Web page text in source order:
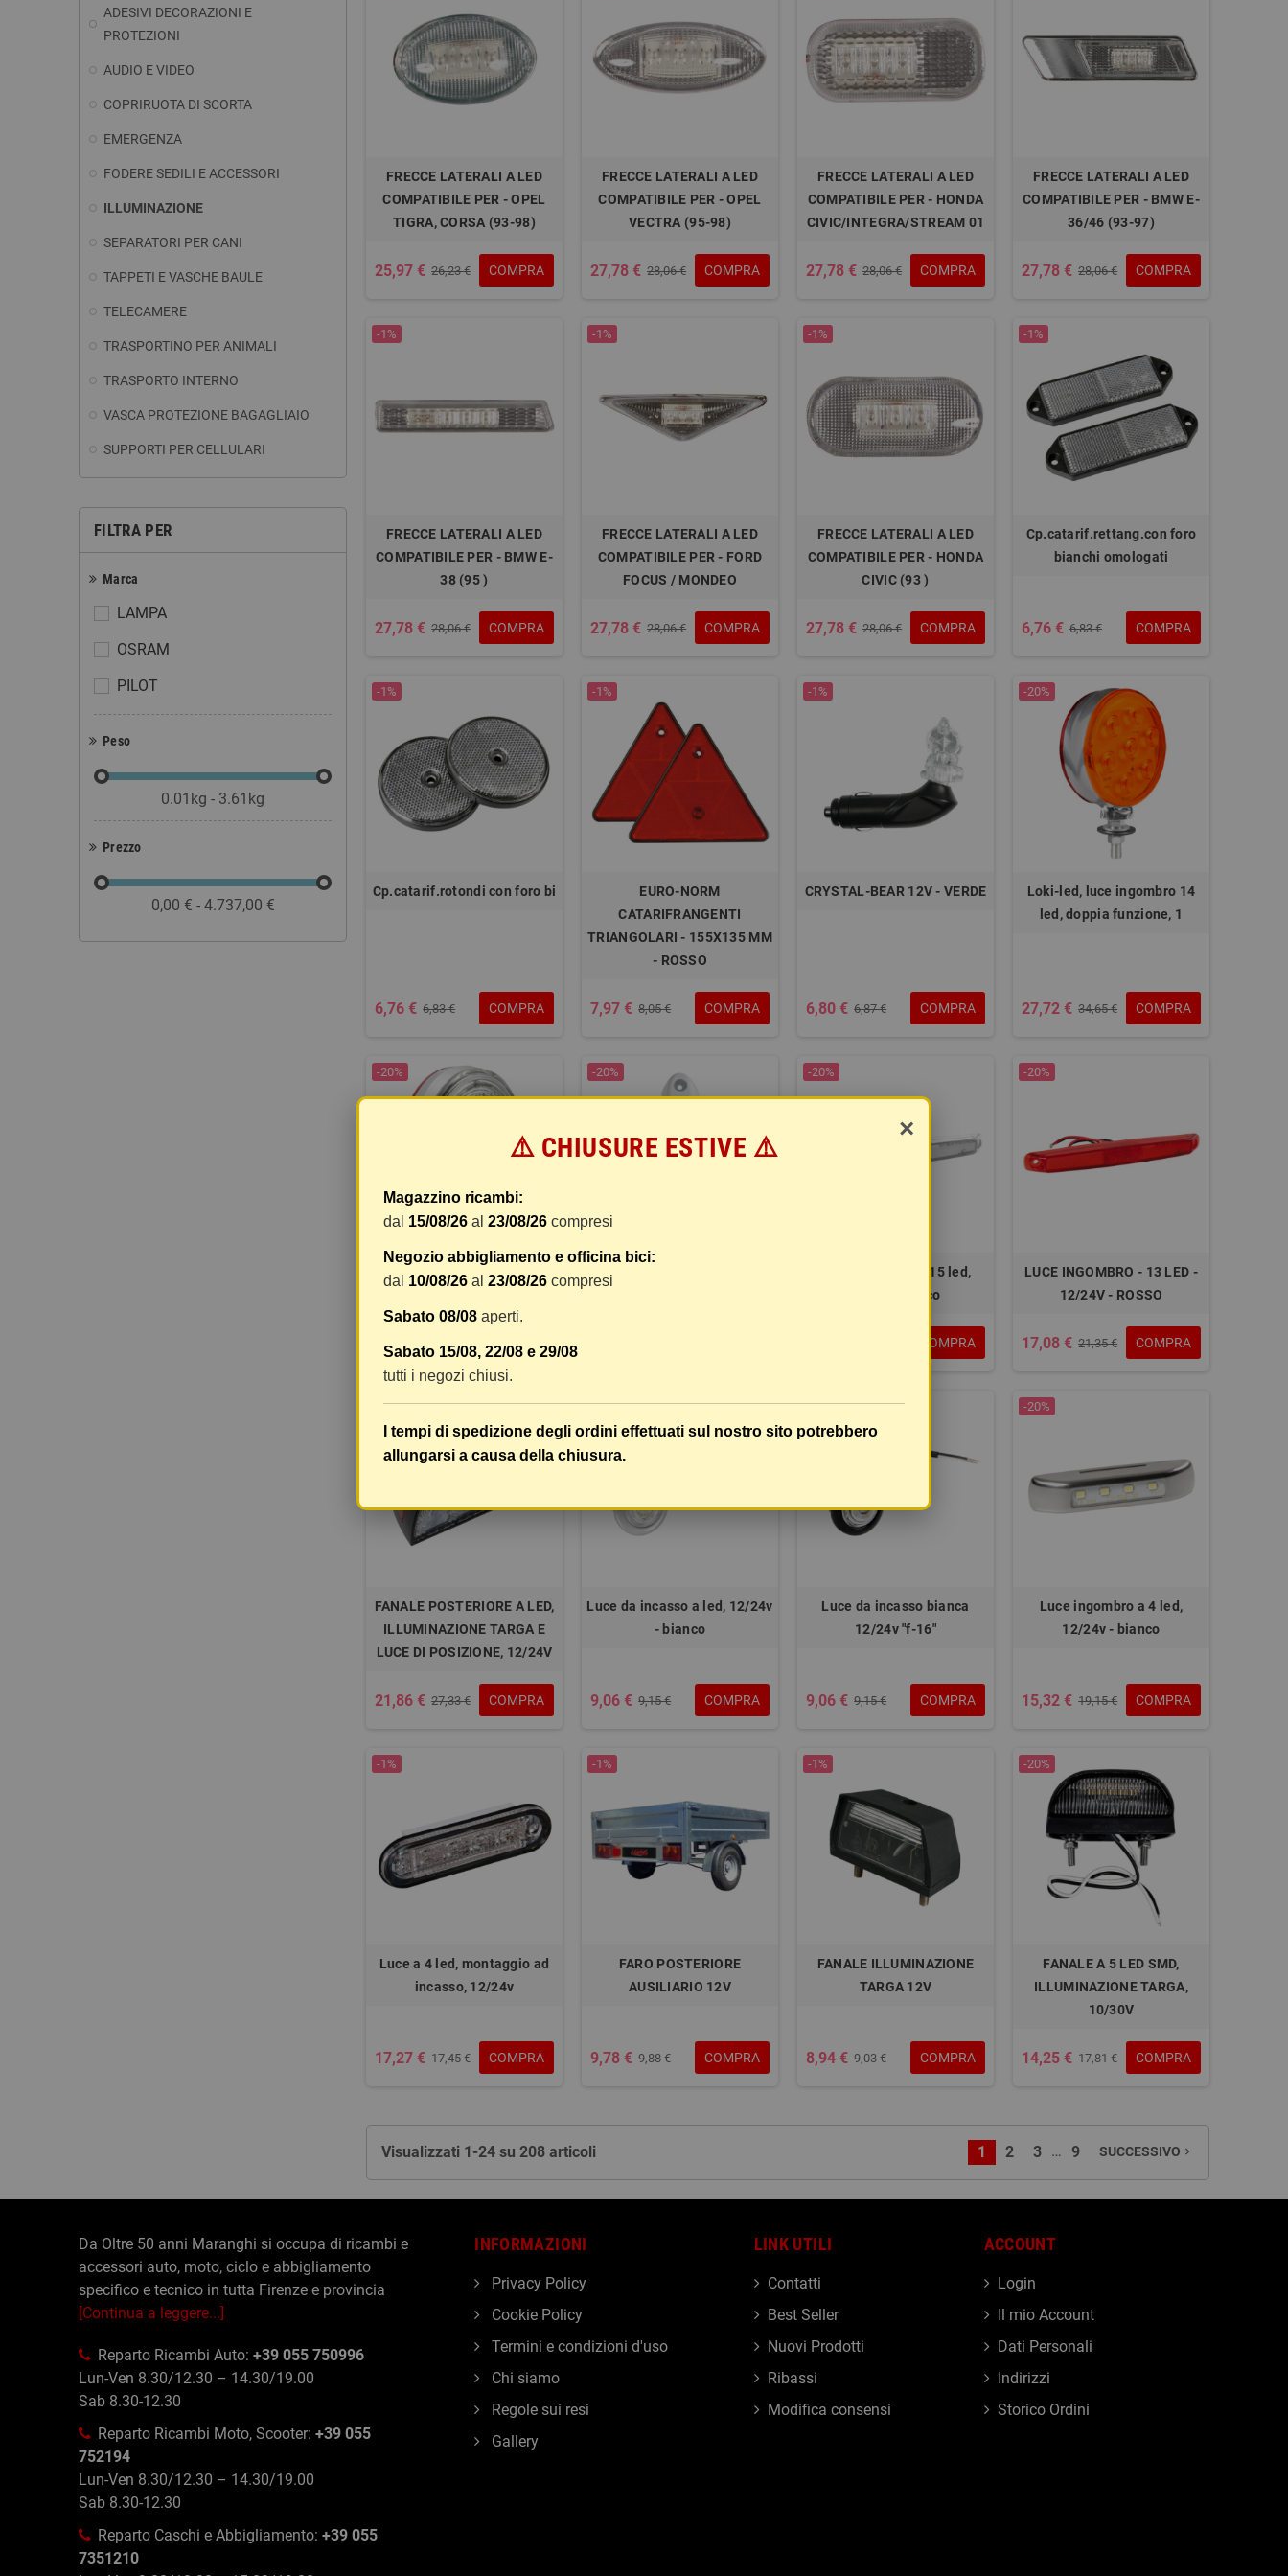
ADESIVI DECORAZIONI E
PROTEZIONI
AUDIO E VIDEO
COPRIRUOTA DI SCORTA
EMERGENZA
FODERE SEDILI E ACCESSORI
ILLUMINAZIONE
SEPARATORI PER CANI
TAPPETI E VASCHE BAULE
TELECAMERE
TRASPORTINO PER ANIMALI
TRASPORTO INTERNO
VASCA PROTEZIONE BAGAGLIAIO
SUPPORTI PER CELLULARI
FILTRA PER
Marca
LAMPA
OSRAM
PILOT
Peso
0.01kg - 3.61kg
Prezzo
0,00 € - 4.737,00 €
FRECCE LATERALI A LED
COMPATIBILE PER - OPEL
TIGRA, CORSA (93-98)
25,97 € 26,23 € COMPRA
FRECCE LATERALI A LED
COMPATIBILE PER - OPEL
VECTRA (95-98)
27,78 € 28,06 € COMPRA
FRECCE LATERALI A LED
COMPATIBILE PER - HONDA
CIVIC/INTEGRA/STREAM 01
27,78 € 28,06 € COMPRA
FRECCE LATERALI A LED
COMPATIBILE PER - BMW E-
36/46 (93-97)
27,78 € 28,06 € COMPRA
-1%
FRECCE LATERALI A LED
COMPATIBILE PER - BMW E-
38 (95 )
27,78 € 28,06 € COMPRA
-1%
FRECCE LATERALI A LED
COMPATIBILE PER - FORD
FOCUS / MONDEO
27,78 € 28,06 € COMPRA
-1%
FRECCE LATERALI A LED
COMPATIBILE PER - HONDA
CIVIC (93 )
27,78 € 28,06 € COMPRA
-1%
Cp.catarif.rettang.con foro
bianchi omologati
6,76 € 6,83 € COMPRA
-1%
Cp.catarif.rotondi con foro bi
6,76 € 6,83 € COMPRA
-1%
EURO-NORM
CATARIFRANGENTI
TRIANGOLARI - 155X135 MM
- ROSSO
7,97 € 8,05 € COMPRA
-1%
CRYSTAL-BEAR 12V - VERDE
6,80 € 6,87 € COMPRA
-20%
Loki-led, luce ingombro 14
led, doppia funzione, 1
27,72 € 34,65 € COMPRA
-20%
Loki-star, luce ingombro 54
26,25 € 32,82 € COMPRA
-20%
Luce supplementare a led
-20%
Luce ingombro a 15 led,
9/32v - bianco
COMPRA
-20%
LUCE INGOMBRO - 13 LED -
12/24V - ROSSO
17,08 € 21,35 € COMPRA
-20%
FANALE POSTERIORE A LED,
ILLUMINAZIONE TARGA E
LUCE DI POSIZIONE, 12/24V
21,86 € 27,33 € COMPRA
-1%
Luce da incasso a led, 12/24v
- bianco
9,06 € 9,15 € COMPRA
-1%
Luce da incasso bianca
12/24v "f-16"
9,06 € 9,15 € COMPRA
-20%
Luce ingombro a 4 led,
12/24v - bianco
15,32 € 19,15 € COMPRA
-1%
Luce a 4 led, montaggio ad
incasso, 12/24v
17,27 € 17,45 € COMPRA
-1%
FARO POSTERIORE
AUSILIARIO 12V
9,78 € 9,88 € COMPRA
-1%
FANALE ILLUMINAZIONE
TARGA 12V
8,94 € 9,03 € COMPRA
-20%
FANALE A 5 LED SMD,
ILLUMINAZIONE TARGA,
10/30V
14,25 € 17,81 € COMPRA
Visualizzati 1-24 su 208 articoli 1 2 3 … 9 SUCCESSIVO navigate_next
×
⚠️ CHIUSURE ESTIVE ⚠️
Magazzino ricambi:
dal 15/08/26 al 23/08/26 compresi
Negozio abbigliamento e officina bici:
dal 10/08/26 al 23/08/26 compresi
Sabato 08/08 aperti.
Sabato 15/08, 22/08 e 29/08
tutti i negozi chiusi.
I tempi di spedizione degli ordini effettuati sul nostro sito potrebbero
allungarsi a causa della chiusura.
Da Oltre 50 anni Maranghi si occupa di ricambi e
accessori auto, moto, ciclo e abbigliamento
specifico e tecnico in tutta Firenze e provincia
[Continua a leggere...]
Reparto Ricambi Auto: +39 055 750996
Lun-Ven 8.30/12.30 – 14.30/19.00
Sab 8.30-12.30
Reparto Ricambi Moto, Scooter: +39 055
752194
Lun-Ven 8.30/12.30 – 14.30/19.00
Sab 8.30-12.30
Reparto Caschi e Abbigliamento: +39 055
7351210
LINK UTILI
Contatti
Best Seller
Nuovi Prodotti
Ribassi
Modifica consensi
ACCOUNT
Login
Il mio Account
Dati Personali
Indirizzi
Storico Ordini
INFORMAZIONI
Privacy Policy
Cookie Policy
Termini e condizioni d'uso
Chi siamo
Regole sui resi
Gallery